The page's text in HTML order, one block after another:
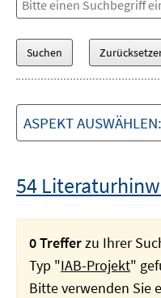
ASPEKT AUSWÄHLEN:
54
0 Trefferzu Ihrer
Typ "IAB-Projekt"
Bitte verwenden Sie